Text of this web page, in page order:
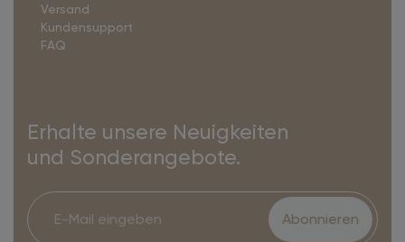
Versand
Kundensupport
FAQ
Erhalte unsere Neuigkeiten
und Sonderangebote.
Abonnieren